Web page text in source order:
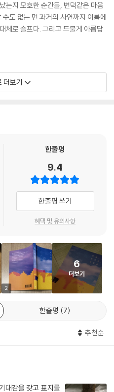
는지 모호한 순간들, 변덕같은 마음
도 없는 먼 과거의 사연까지 이름에
체로 슬프다. 그리고 드물게 아릅답
길 좋아한다. 한 사람이 의미를 전달
쓰는 모습을 보고 있자면 타인을 이
서려 있다. 차마 말로 매꿀 수 없는
해 말을 고르는 주저가 더욱 마음에
움이 있다. 어둠에 길들여진 눈이 여
오직 자신에게만 선명한 아름다움으
렷하게 인식되는 심미적인 감각. 그
시간 감각이 무뎌져 어제와 오늘을
간이 액체처럼 흐르는 듯 느껴졌었
듯했다. 날마다 시간을 들어 어디
, 시간은 늘 어제와 같은 모습을 하
지는 것은 없었다.
상조차 하지 못했다. 다만, 어떤 식
을 것이라는 예감이 들었다. 결정
했다. 물론, 내 의지의 문제만은 아니
더보기
한줄평
9.4
한줄평 쓰기
혜택 및 유의사항
2
6
더보기
한줄평 7
추천순
대감을 갖고 표지를